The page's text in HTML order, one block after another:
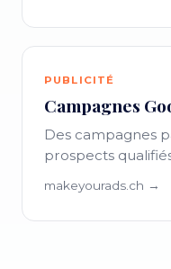
PUBLICITÉ
Campagnes
Des campagnes
prospects
makeyourads.ch →